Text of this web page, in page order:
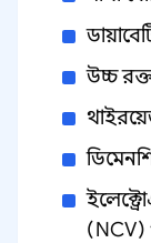
উচ্চ
(NCV)